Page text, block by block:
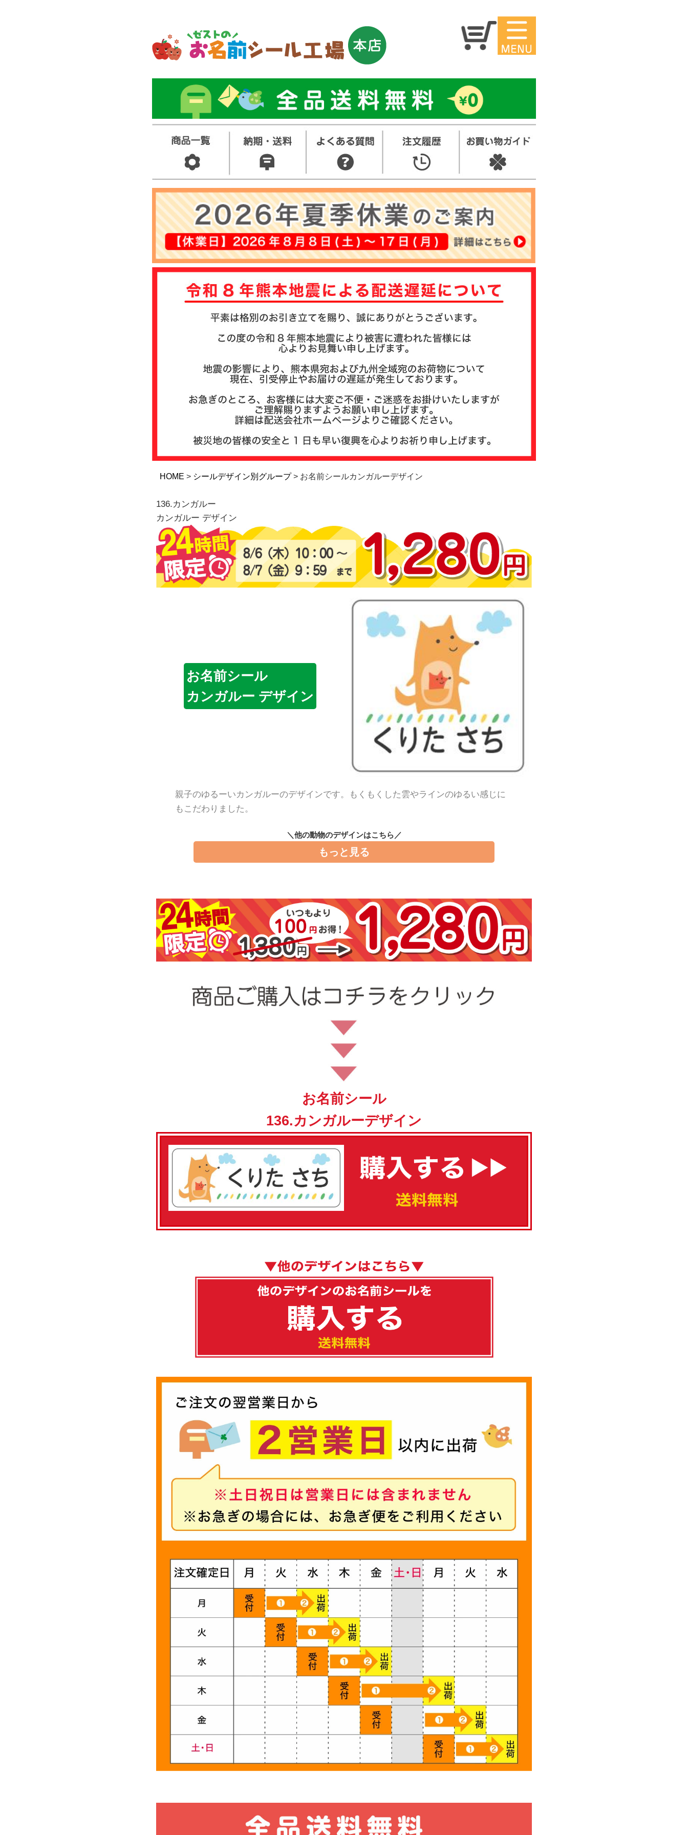
マイページ
お名前シー
ル
お買い得セ
スタンプ
その他
注文履歴
お支払いについて
よくある質問
商品ガイド
会社概要
会員登録
HOME シールデザイン別グループ お名前シールカンガルーデザイン
136.カンガルー
カンガルー デザイン
お名前シール
カンガルー デザイン
親子のゆるーいカンガルーのデザインです。もくもくした雲やラインのゆるい感じに
もこだわりました。
＼他の動物のデザインはこちら／
もっと見る
お名前シール
136.カンガルーデザイン